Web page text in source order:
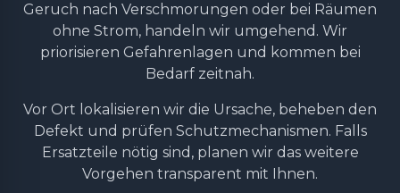
Geruch nach Verschmorungen oder bei Räumen
ohne Strom, handeln wir umgehend. Wir
priorisieren Gefahrenlagen und kommen bei
Bedarf zeitnah.
Vor Ort lokalisieren wir die Ursache, beheben den
Defekt und prüfen Schutzmechanismen. Falls
Ersatzteile nötig sind, planen wir das weitere
Vorgehen transparent mit Ihnen.